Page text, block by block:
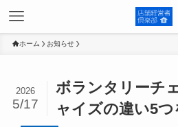
ホーム お知らせ
ボランタリーチ
ャイズの違い5
2026
5/17